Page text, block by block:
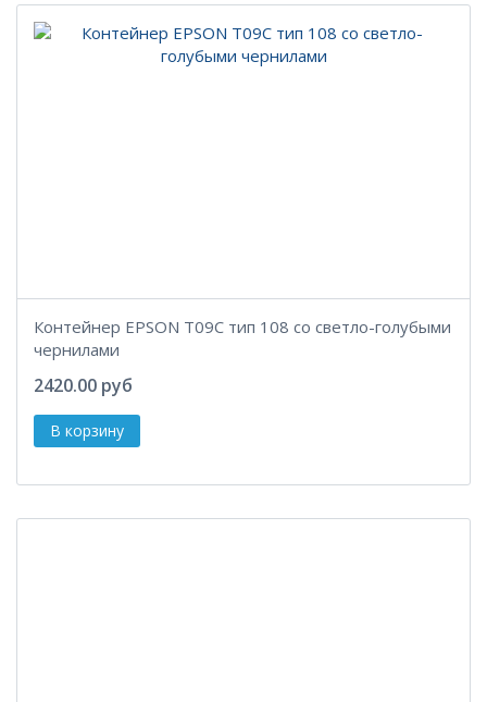
Контейнер EPSON T09C тип 108 со светло-голубыми
чернилами
2420.00 руб